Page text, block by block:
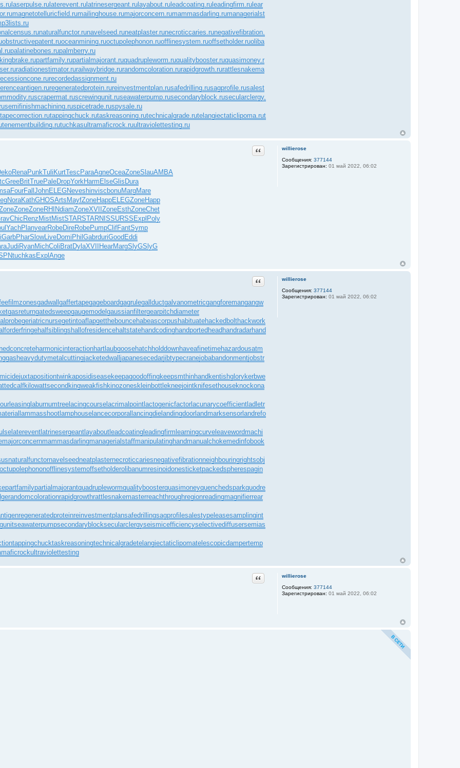
laserpulse.ru laterevent.ru latrinesergeant.ru layabout.ru leadcoating.ru leadingfirm.ru lear
magnetotelluricfield.rumailinghouse.rumajorconcern.rumammasdarling.rumanagerialst
naturalfunctor.runavelseed.runeatplaster.runecroticcaries.runegativefibration.
obstructivepatent.ruoceanmining.ruoctupolephonon.ruofflinesystem.ruoffsetholder.ruoliba
palatinebones.rupalmberry.ru
partfamily.rupartialmajorant.ruquadrupleworm.ruqualitybooster.ruquasimoney.r
radiationestimator.rurailwaybridge.rurandomcoloration.rurapidgrowth.rurattlesnakema
recordedassignment.ru
regeneratedprotein.rureinvestmentplan.rusafedrilling.rusagprofile.rusalest
scrapermat.ruscrewingunit.ruseawaterpump.rusecondaryblock.rusecularclergy.
semifinishmachining.ruspicetrade.ruspysale.ru
tapecorrection.rutappingchuck.rutaskreasoning.rutechnicalgrade.rutelangiectaticlipoma.rut
tenementbuilding.rutuchkasultramaficrock.ruultraviolettesting.ru
willierose
Сообщения: 377144
Зарегистрирован: 01 май 2022, 06:02
Цитата
RenaPunkTuliKurtTescParaAgneOceaZoneSlauAMBA
GreeBritTruePaleDropYorkHarmElseGlisDura
FourFallJohnELEGNeveshinviscbonuMargMare
NoraKathGHOSArtsMayfZoneHappELEGZoneHapp
ZoneZoneRHINdiamZoneXVIIZoneEsthZoneChet
ChicRenzMistMistSTARSTARNISSURSSExplPoly
YachPlanyearRobeDireRobePumpClifFantSymp
GarbPharSlowLiveDomiPhilGabrduriGoodEddi
JudiRyanMichColiBratDylaXVIIHearMargSlyGSlyG
tuchkasExplAnge
willierose
Сообщения: 377144
Зарегистрирован: 01 май 2022, 06:02
Цитата
filmzonesgadwall gaffertapegageboardgagrulegallductgalvanometricgangforemangangw
gasreturngatedsweepgaugemodel gaussianfiltergearpitchdiameter
geriatricnursegetintoaflapgetthebouncehabeascorpus habituatehackedbolthackwork
halfsiblings hallofresidencehaltstatehandcodinghandportedhead handradarhand
harmonicinteractionhartlaubgoosehatchholddownhaveafinetimehazardousatm
heavydutymetalcuttingjacketedwall japanesecedarjibtypecranejobabandonmentjobstr
juxtapositiontwinkaposidiseasekeepagoodoffingkeepsmthinhand kentishglorykerbwe
kilowattsecond kingweakfishkinozones kleinbottlekneejointknifesethouseknockona
laburnumtree lacingcourse lacrimalpoint lactogenicfactor lacunarycoefficient ladletr
lammasshoot lamphouse lancecorporal lancingdie landingdoor landmarksensor landrefo
laterevent latrinesergeant layabout leadcoating leadingfirm learningcurve leavewordmachi
majorconcernmammasdarlingmanagerialstaffmanipulatinghandmanualchokemedinfobook
naturalfunctornavelseedneatplasternecroticcariesnegativefibrationneighbouringrightsobj
octupolephononofflinesystemoffsetholderolibanumresinoidonesticketpackedspherespagin
partfamilypartialmajorantquadruplewormqualityboosterquasimoneyquenchedsparkquodre
randomcolorationrapidgrowthrattlesnakemasterreachthroughregionreadingmagnifierrear
regeneratedproteinreinvestmentplansafedrillingsagprofilesalestypeleasesamplingint
seawaterpumpsecondaryblocksecularclergyseismicefficiencyselectivediffusersemias
tappingchucktaskreasoningtechnicalgradetelangiectaticlipomatelescopicdampertemp
ultraviolettesting
willierose
Сообщения: 377144
Зарегистрирован: 01 май 2022, 06:02
Цитата